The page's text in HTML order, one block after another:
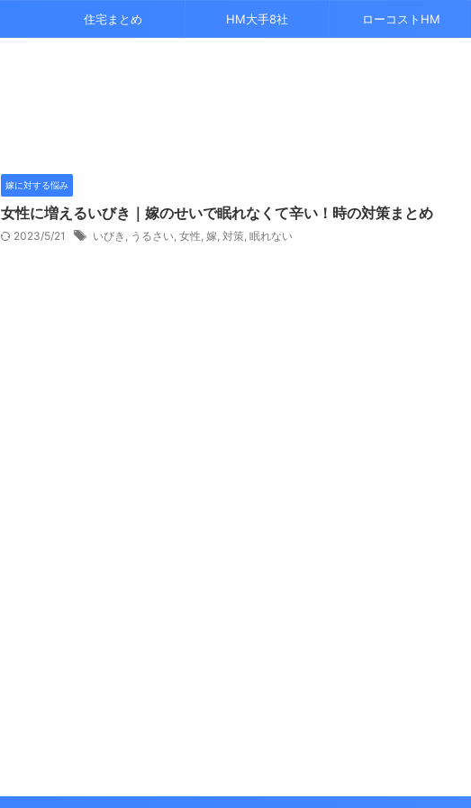
住宅まとめ HM大手8社 ローコストHM
嫁に対する悩み
女性に増えるいびき｜嫁のせいで眠れなくて辛い！時の対策まとめ
2023/5/21 いびき , うるさい, 女性, 嫁, 対策, 眠れない